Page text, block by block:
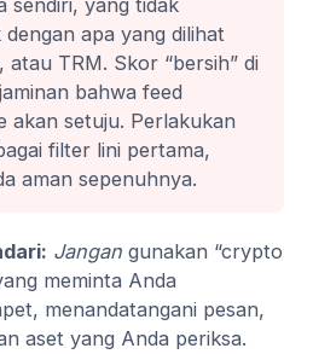
sendiri, yang tidak
apa yang dilihat
atau TRM. Skor “bersih” di
bahwa feed
akan setuju. Perlakukan
filter lini pertama,
aman sepenuhnya.
Jangan gunakan “crypto
meminta Anda
menandatangani pesan,
aset yang Anda periksa.